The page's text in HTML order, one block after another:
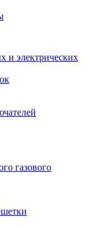
и электрических
газового